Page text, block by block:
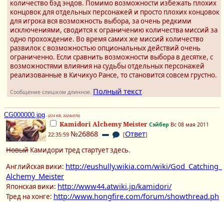
количество бэд эндов. Помимо возможности избежать плохих
концовок для отдельных персонажей и просто плохих концовок
для игрока вся возможность выбора, за очень редкими
исключениями, сводится к ограничению количества миссий за
одно прохождение. Во время самих же миссий количество
развилок с возможностью опциональных действий очень
ограниченно. Если сравнить возможности выбора в десятке, с
возможностями влияния на судьбы отдельных персонажей
реализованные в Кичикуо Рансе, то становится совсем грустно.
Сообщение слишком длинное. Полный текст.
CG000000.jpg - (214 KB, 1024x576)
Kamidori Alchemy Meister Сэйбер Вс 08 мая 2011
22:35:59 №26868 [Ответ]
Новый Камидори тред стартует здесь.
Английская вики: http://eushully.wikia.com/wiki/God_Catching_
Alchemy_Meister
Японская вики: http://www44.atwiki.jp/kamidori/
Тред на хонге: http://www.hongfire.com/forum/showthread.ph